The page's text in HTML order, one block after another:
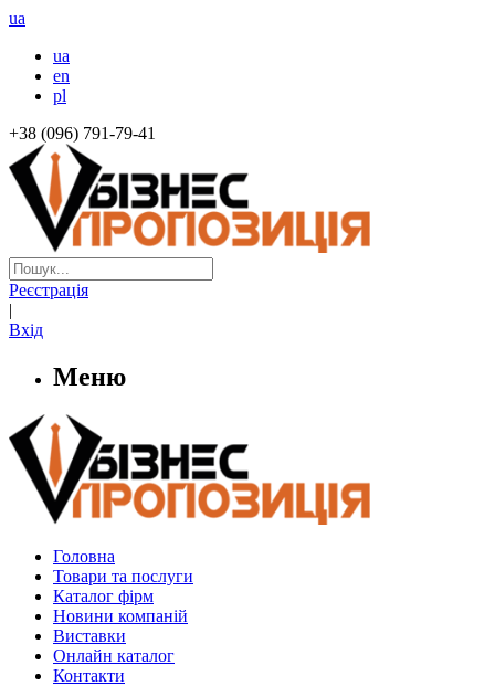
ua
ua
en
pl
+38 (096) 791-79-41
Реєстрація
|
Вхід
Меню
Головна
Товари та послуги
Каталог фірм
Новини компаній
Виставки
Онлайн каталог
Контакти